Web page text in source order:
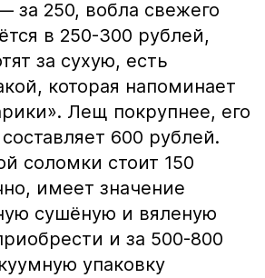
за 250, вобла свежего
в 250-300 рублей,
за сухую, есть
которая напоминает
Лещ покрупнее, его
600 рублей.
соломки стоит 150
имеет значение
сушёную и вяленую
и за 500-800
упаковку